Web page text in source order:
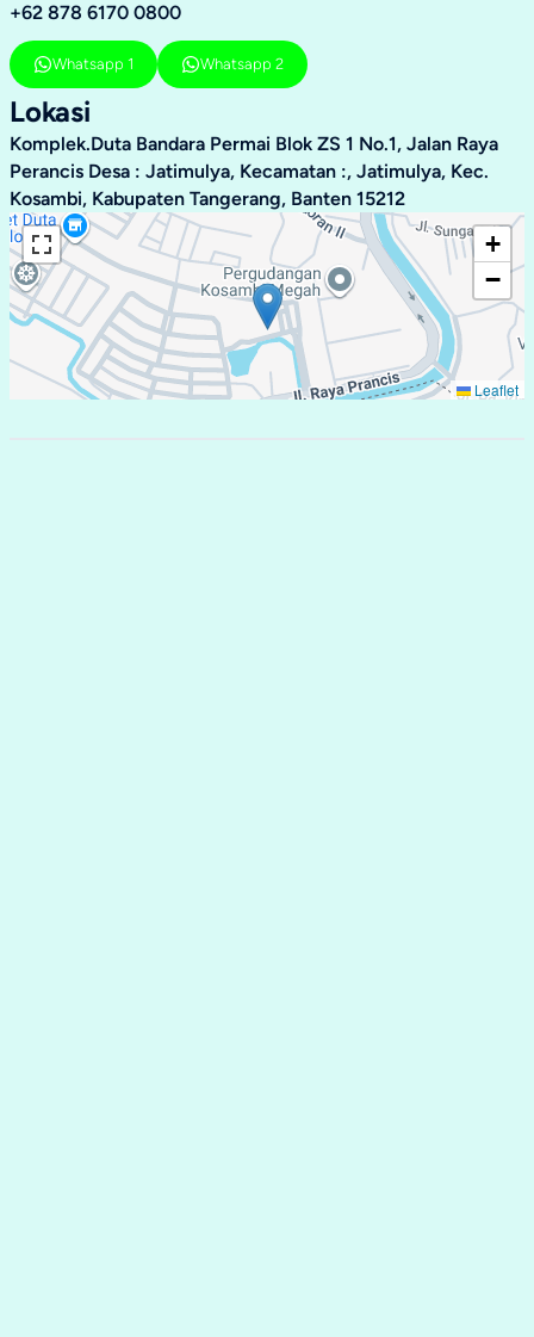
+62 878 6170 0800
Whatsapp 1 Whatsapp 2
Lokasi
Komplek.Duta Bandara Permai Blok ZS 1 No.1, Jalan Raya
Perancis Desa : Jatimulya, Kecamatan :, Jatimulya, Kec.
Kosambi, Kabupaten Tangerang, Banten 15212
+
−
Leaflet